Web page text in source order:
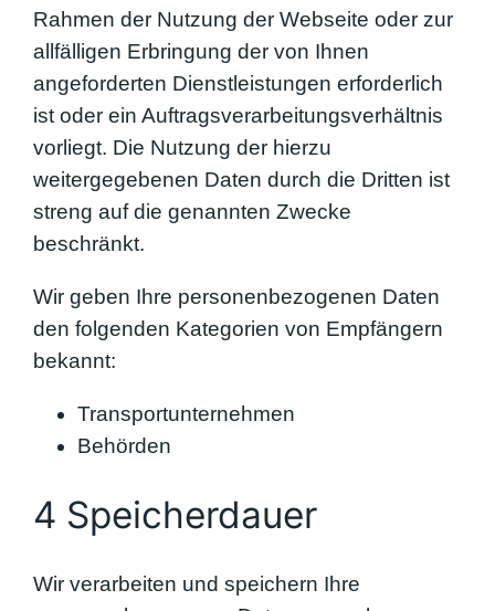
Rahmen der Nutzung der Webseite oder zur
allfälligen Erbringung der von Ihnen
angeforderten Dienstleistungen erforderlich
ist oder ein Auftragsverarbeitungsverhältnis
vorliegt. Die Nutzung der hierzu
weitergegebenen Daten durch die Dritten ist
streng auf die genannten Zwecke
beschränkt.
Wir geben Ihre personenbezogenen Daten
den folgenden Kategorien von Empfängern
bekannt:
Transportunternehmen
Behörden
4 Speicherdauer
Wir verarbeiten und speichern Ihre